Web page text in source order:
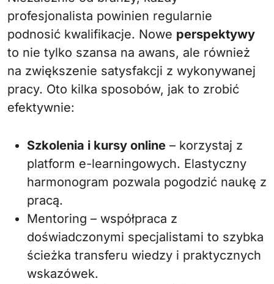
profesjonalista powinien regularnie
podnosić kwalifikacje. Nowe perspektywy
to nie tylko szansa na awans, ale również
na zwiększenie satysfakcji z wykonywanej
pracy. Oto kilka sposobów, jak to zrobić
efektywnie:
Szkolenia i kursy online – korzystaj z
platform e-learningowych. Elastyczny
harmonogram pozwala pogodzić naukę z
pracą.
Mentoring – współpraca z
doświadczonymi specjalistami to szybka
ścieżka transferu wiedzy i praktycznych
wskazówek.